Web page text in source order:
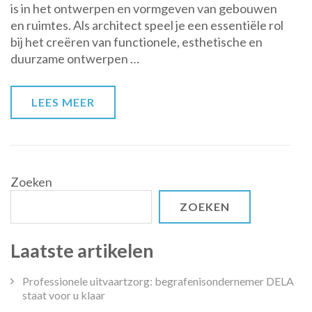
Architect
op
MBO-
niveau:
is in het ontwerpen en vormgeven van gebouwen
en ruimtes. Als architect speel je een essentiële rol
bij het creëren van functionele, esthetische en
duurzame ontwerpen …
LEES MEER
Zoeken
ZOEKEN
Laatste artikelen
Professionele uitvaartzorg: begrafenisondernemer DELA
staat voor u klaar